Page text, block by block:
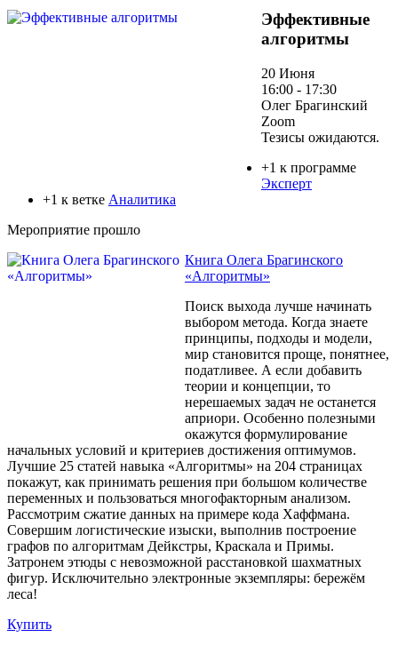
Эффективные
алгоритмы
20 Июня
16:00 - 17:30
Олег Брагинский
Zoom
Тезисы ожидаются.
+1 к программе
Эксперт
+1 к ветке Аналитика
Мероприятие прошло
Книга Олега Брагинского
«Алгоритмы»
Поиск выхода лучше начинать
выбором метода. Когда знаете
принципы, подходы и модели,
мир становится проще, понятнее,
податливее. А если добавить
теории и концепции, то
нерешаемых задач не останется
априори. Особенно полезными
окажутся формулирование
начальных условий и критериев достижения оптимумов.
Лучшие 25 статей навыка «Алгоритмы» на 204 страницах
покажут, как принимать решения при большом количестве
переменных и пользоваться многофакторным анализом.
Рассмотрим сжатие данных на примере кода Хаффмана.
Совершим логистические изыски, выполнив построение
графов по алгоритмам Дейкстры, Краскала и Примы.
Затронем этюды с невозможной расстановкой шахматных
фигур. Исключительно электронные экземпляры: бережём
леса!
Купить